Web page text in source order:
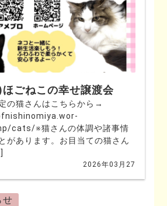
ごねこの幸せ譲渡会
の猫さんはこちらから→
cats/※猫さんの体調や諸事情
があります。お目当ての猫さん
2026年03月27
せ